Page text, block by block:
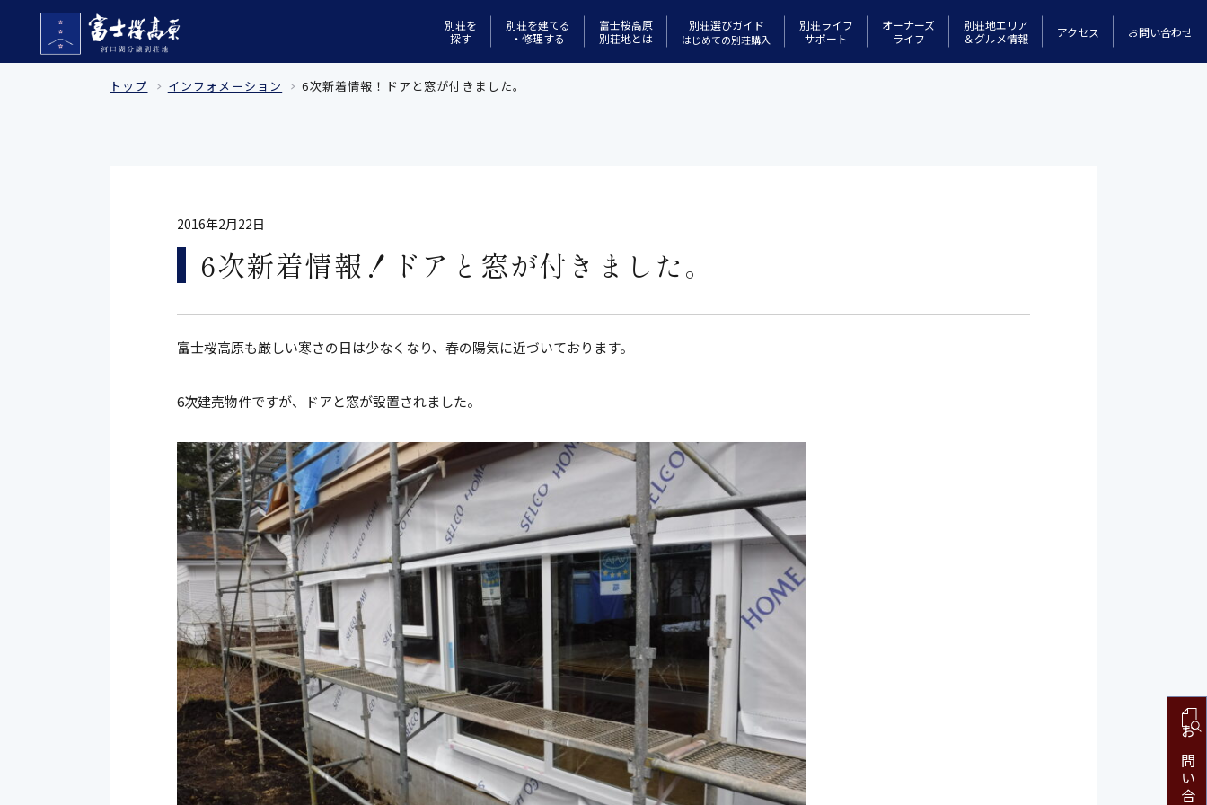
別荘を
探す
別荘を建てる
・修理する
富士桜高原
別荘地とは
別荘選びガイド
はじめての別荘購入
別荘ライフ
サポート
オーナーズ
ライフ
別荘地エリア
＆グルメ情報
アクセス お問い合わせ
トップ インフォメーション 6次新着情報！ドアと窓が付きました。
2016年2月22日
6次新着情報！ドアと窓が付きました。
富士桜高原も厳しい寒さの日は少なくなり、春の陽気に近づいております。
6次建売物件ですが、ドアと窓が設置されました。